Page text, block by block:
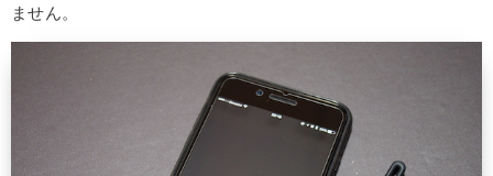
ません。